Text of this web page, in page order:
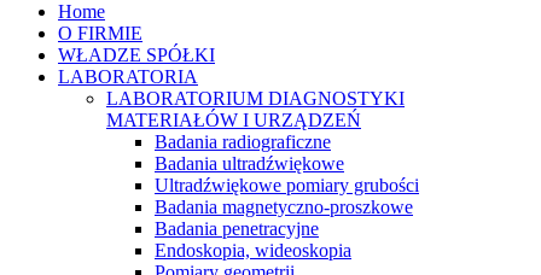
Home
O FIRMIE
WŁADZE SPÓŁKI
LABORATORIA
LABORATORIUM DIAGNOSTYKI
MATERIAŁÓW I URZĄDZEŃ
Badania radiograficzne
Badania ultradźwiękowe
Ultradźwiękowe pomiary grubości
Badania magnetyczno-proszkowe
Badania penetracyjne
Endoskopia, wideoskopia